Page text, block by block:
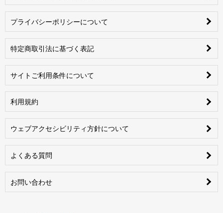
プライバシーポリシーについて
特定商取引法に基づく表記
サイトご利用条件について
利用規約
ウェブアクセシビリティ方針について
よくある質問
お問い合わせ